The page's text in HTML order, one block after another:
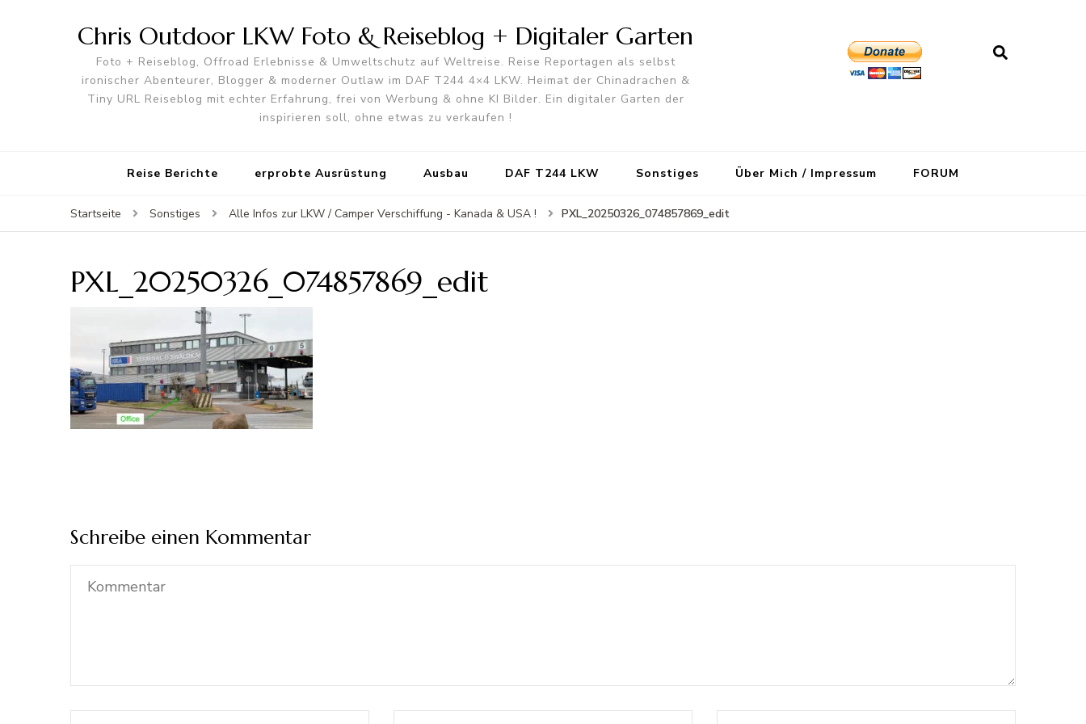
Chris Outdoor LKW Foto & Reiseblog + Digitaler Garten
Foto + Reiseblog, Offroad Erlebnisse & Umweltschutz auf Weltreise. Reise Reportagen als selbst
ironischer Abenteurer, Blogger & moderner Outlaw im DAF T244 4×4 LKW. Heimat der Chinadrachen &
Tiny URL Reiseblog mit echter Erfahrung, frei von Werbung & ohne KI Bilder. Ein digitaler Garten der
inspirieren soll, ohne etwas zu verkaufen !
Reise Berichte erprobte Ausrüstung Ausbau DAF T244 LKW Sonstiges Über Mich / Impressum FORUM
Startseite Sonstiges Alle Infos zur LKW / Camper Verschiffung - Kanada & USA ! PXL_20250326_074857869_edit
PXL_20250326_074857869_edit
Schreibe einen Kommentar